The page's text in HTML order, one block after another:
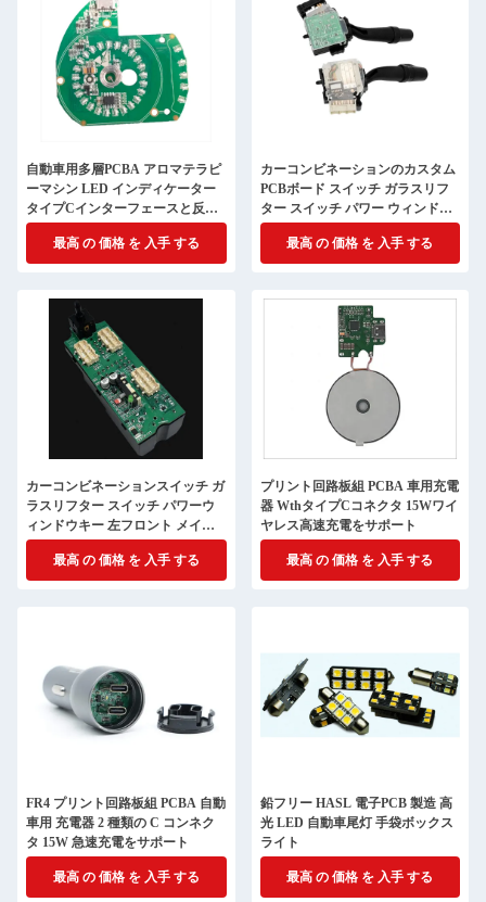
自動車用多層PCBA アロマテラピ
ーマシン LED インディケーター
タイプCインターフェースと反転
機能
最高 の 価格 を 入手 する
カーコンビネーションのカスタム
PCBボード スイッチ ガラスリフ
ター スイッチ パワー ウィンドウ
キー 左 フロント メインドライブ
ボタン組
最高 の 価格 を 入手 する
カーコンビネーションスイッチ ガ
ラスリフター スイッチ パワーウ
ィンドウキー 左フロント メイン
ドライブ ボタン
最高 の 価格 を 入手 する
プリント回路板組 PCBA 車用充電
器 WthタイプCコネクタ 15Wワイ
ヤレス高速充電をサポート
最高 の 価格 を 入手 する
FR4 プリント回路板組 PCBA 自動
車用 充電器 2 種類の C コンネク
タ 15W 急速充電をサポート
最高 の 価格 を 入手 する
鉛フリー HASL 電子PCB 製造 高
光 LED 自動車尾灯 手袋ボックス
ライト
最高 の 価格 を 入手 する